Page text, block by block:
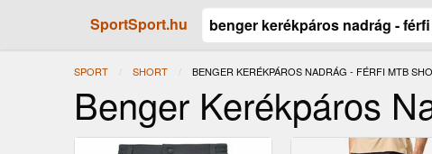
SportSport.hu
SPORT SHORT JELENLEGI:
BENGER KERÉKPÁROS NADRÁG - FÉRFI MTB
Benger Kerékpáros